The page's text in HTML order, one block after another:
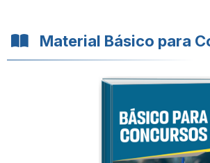
Material Básico para